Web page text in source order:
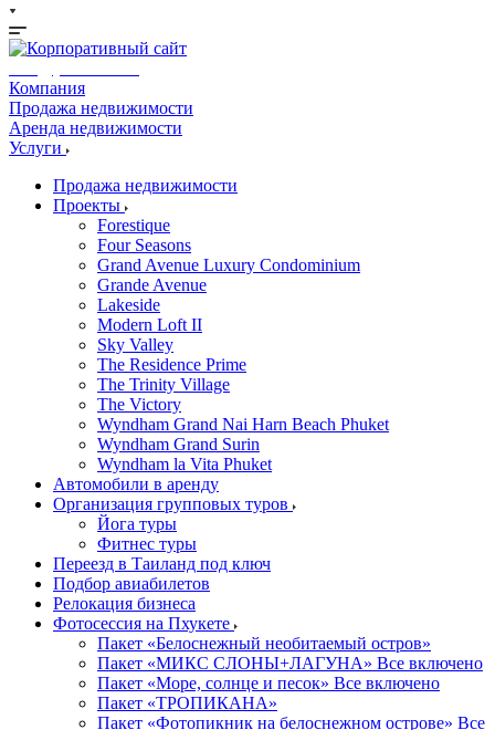
Компания
Продажа недвижимости
Аренда недвижимости
Услуги
Продажа недвижимости
Проекты
Forestique
Four Seasons
Grand Avenue Luxury Condominium
Grande Avenue
Lakeside
Modern Loft II
Sky Valley
The Residence Prime
The Trinity Village
The Victory
Wyndham Grand Nai Harn Beach Phuket
Wyndham Grand Surin
Wyndham la Vita Phuket
Автомобили в аренду
Организация групповых туров
Йога туры
Фитнес туры
Переезд в Таиланд под ключ
Подбор авиабилетов
Релокация бизнеса
Фотоcессия на Пхукете
Пакет «Белоснежный необитаемый остров»
Пакет «МИКС СЛОНЫ+ЛАГУНА» Все включено
Пакет «Море, солнце и песок» Все включено
Пакет «ТРОПИКАНА»
Пакет «Фотопикник на белоснежном острове» Все